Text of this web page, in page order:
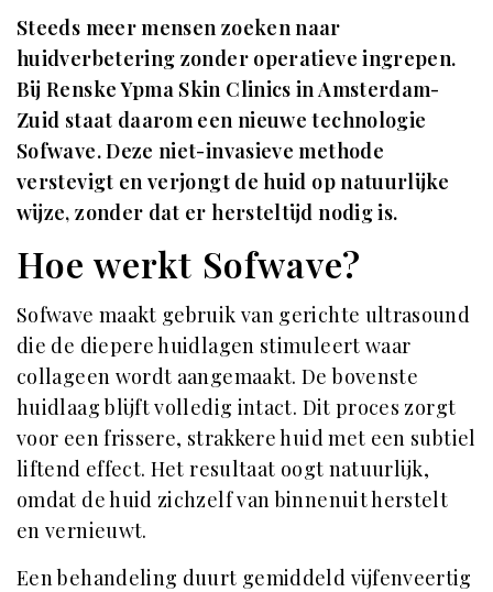
Steeds meer mensen zoeken naar
huidverbetering zonder operatieve ingrepen.
Bij Renske Ypma Skin Clinics in Amsterdam-
Zuid staat daarom een nieuwe technologie
Sofwave. Deze niet-invasieve methode
verstevigt en verjongt de huid op natuurlijke
wijze, zonder dat er hersteltijd nodig is.
Hoe werkt Sofwave?
Sofwave maakt gebruik van gerichte ultrasound
die de diepere huidlagen stimuleert waar
collageen wordt aangemaakt. De bovenste
huidlaag blijft volledig intact. Dit proces zorgt
voor een frissere, strakkere huid met een subtiel
liftend effect. Het resultaat oogt natuurlijk,
omdat de huid zichzelf van binnenuit herstelt
en vernieuwt.
Een behandeling duurt gemiddeld vijfenveertig